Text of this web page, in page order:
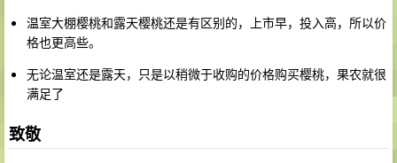
温室大棚樱桃和露天樱桃还是有区别的，上市早，投入高，所以价
格也更高些。
无论温室还是露天，只是以稍微于收购的价格购买樱桃，果农就很
满足了
致敬